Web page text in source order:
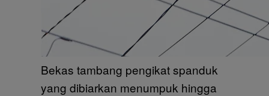
Bekas tambang pengikat spanduk
yang dibiarkan menumpuk hingga